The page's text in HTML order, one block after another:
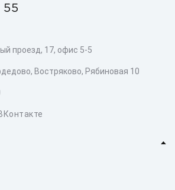
55
проезд, 17, офис 5-5
Востряково, Рябиновая 10